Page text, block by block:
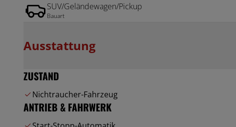
SUV/Geländewagen/Pickup
Bauart
Ausstattung
ZUSTAND
Nichtraucher-Fahrzeug
ANTRIEB & FAHRWERK